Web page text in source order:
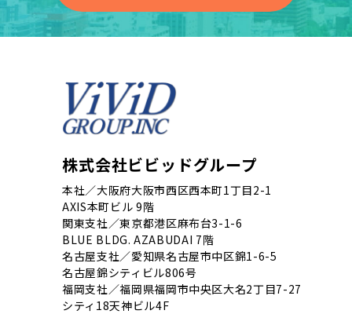
株式会社ビビッドグループ
本社／大阪府大阪市西区西本町1丁目2-1
AXIS本町ビル 9階
関東支社／東京都港区麻布台3-1-6
BLUE BLDG. AZABUDAI 7階
名古屋支社／愛知県名古屋市中区錦1-6-5
名古屋錦シティビル806号
福岡支社／福岡県福岡市中央区大名2丁目7-27
シティ18天神ビル4F